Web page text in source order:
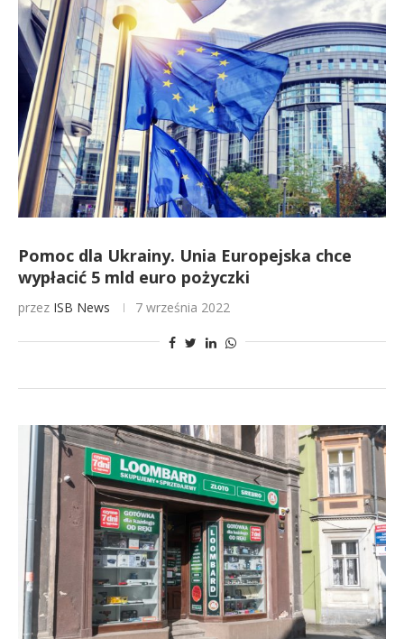
Pomoc dla Ukrainy. Unia Europejska chce
wypłacić 5 mld euro pożyczki
przez ISB News 7 września 2022